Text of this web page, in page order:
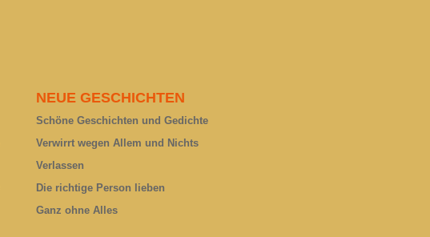
NEUE GESCHICHTEN
Schöne Geschichten und Gedichte
Verwirrt wegen Allem und Nichts
Verlassen
Die richtige Person lieben
Ganz ohne Alles